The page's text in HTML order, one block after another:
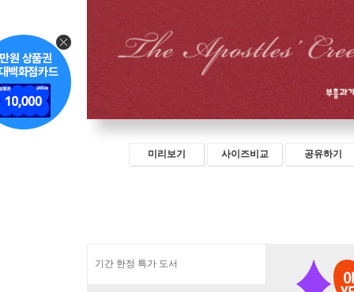
미리보기 사이즈비교 공유하기
기간 한정 특가 도서